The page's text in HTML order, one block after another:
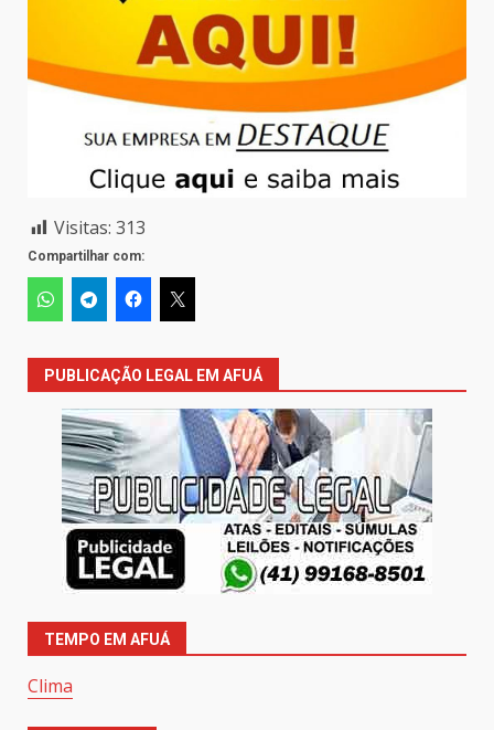
Visitas: 313
Compartilhar com:
PUBLICAÇÃO LEGAL EM AFUÁ
TEMPO EM AFUÁ
Clima